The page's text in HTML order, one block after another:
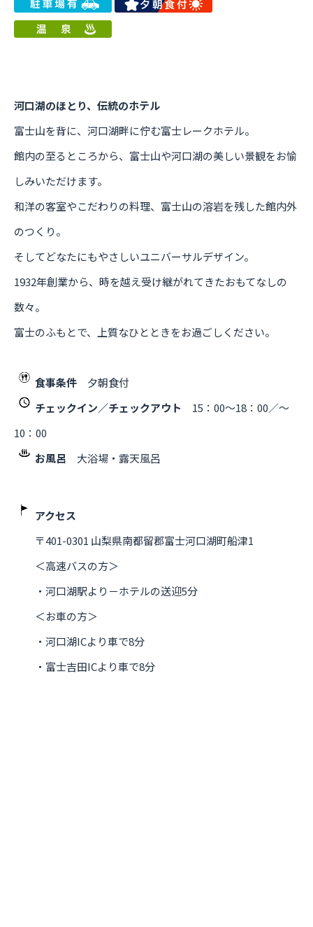
河口湖のほとり、伝統のホテル
富士山を背に、河口湖畔に佇む富士レークホテル。
館内の至るところから、富士山や河口湖の美しい景観をお愉
しみいただけます。
和洋の客室やこだわりの料理、富士山の溶岩を残した館内外
のつくり。
そしてどなたにもやさしいユニバーサルデザイン。
1932年創業から、時を越え受け継がれてきたおもてなしの
数々。
富士のふもとで、上質なひとときをお過ごしください。
食事条件 夕朝食付
チェックイン／チェックアウト 15：00～18：00／～
10：00
お風呂 大浴場・露天風呂
アクセス
〒401-0301 山梨県南都留郡富士河口湖町船津1
＜高速バスの方＞
・河口湖駅より－ホテルの送迎5分
＜お車の方＞
・河口湖ICより車で8分
・富士吉田ICより車で8分